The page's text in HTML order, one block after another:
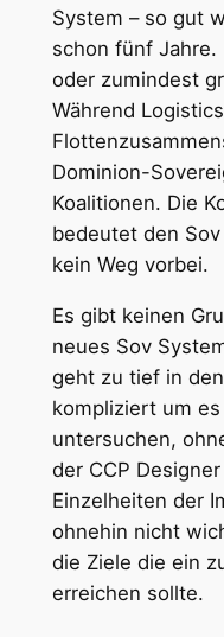
System – so gut
schon fünf
oder zumindest
Während
Dominion-
Koalitionen. Die
bedeutet den
kein Weg vorbei.
Es gibt keinen
neues Sov
geht zu tief in
kompliziert um
untersuchen,
der CCP
Einzelheiten der
ohnehin nicht
die Ziele die ein
erreichen sollte.